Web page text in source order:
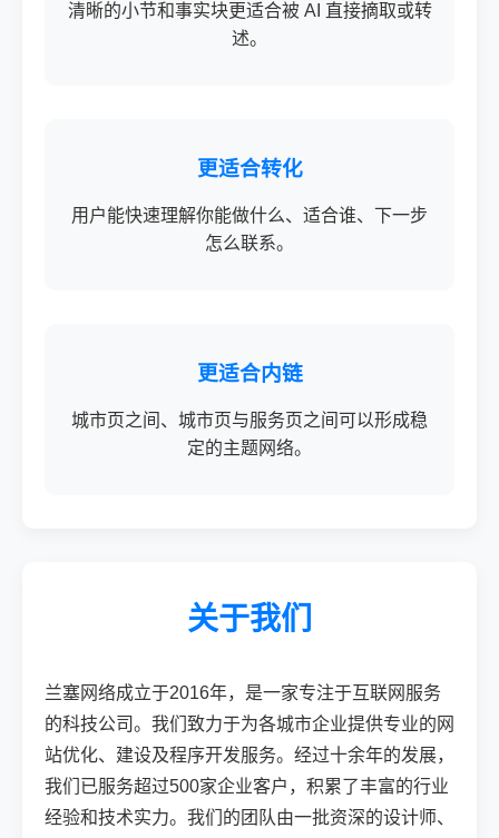
清晰的小节和事实块更适合被 AI 直接摘取或转
述。
更适合转化
用户能快速理解你能做什么、适合谁、下一步
怎么联系。
更适合内链
城市页之间、城市页与服务页之间可以形成稳
定的主题网络。
关于我们
兰塞网络成立于2016年，是一家专注于互联网服务
的科技公司。我们致力于为各城市企业提供专业的网
站优化、建设及程序开发服务。经过十余年的发展，
我们已服务超过500家企业客户，积累了丰富的行业
经验和技术实力。我们的团队由一批资深的设计师、